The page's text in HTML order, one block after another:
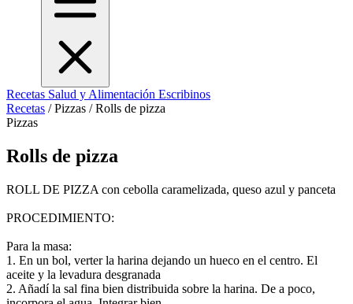
Recetas Salud y Alimentación Escribinos
Recetas / Pizzas / Rolls de pizza
Pizzas
Rolls de pizza
ROLL DE PIZZA con cebolla caramelizada, queso azul y panceta
PROCEDIMIENTO:
Para la masa:
1. En un bol, verter la harina dejando un hueco en el centro. El
aceite y la levadura desgranada
2. Añadí la sal fina bien distribuida sobre la harina. De a poco,